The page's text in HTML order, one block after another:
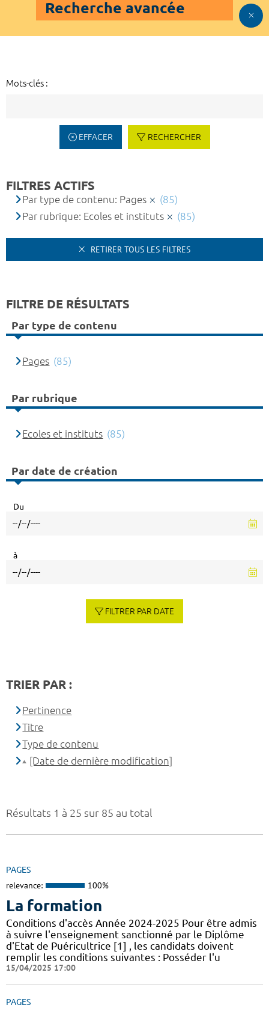
Recherche avancée
Mots-clés :
EFFACER RECHERCHER
Résultats 1 à 25 sur 85 au total
PAGES
relevance: 100%
La formation
Conditions d'accès Année 2024-2025 Pour être admis
à suivre l'enseignement sanctionné par le Diplôme
d'Etat de Puéricultrice [1] , les candidats doivent
remplir les conditions suivantes : Posséder l'u
15/04/2025 17:00
PAGES
FILTRES ACTIFS
Par type de contenu: Pages
(85)
Par rubrique: Ecoles et instituts
(85)
RETIRER TOUS LES FILTRES
FILTRE DE RÉSULTATS
Par type de contenu
Pages (85)
Par rubrique
Ecoles et instituts (85)
Par date de création
Du
à
FILTRER PAR DATE
TRIER PAR :
Pertinence
Titre
Type de contenu
[Date de dernière modification]